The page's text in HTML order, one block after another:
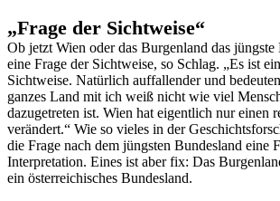
„Frage der Sichtweise“
Ob jetzt Wien oder das Burgenland das jüngste
eine Frage der Sichtweise, so Schlag. „Es ist
Sichtweise. Natürlich auffallender und
ganzes Land mit ich weiß nicht wie viel
dazugetreten ist. Wien hat eigentlich nur einen
verändert.“ Wie so vieles in der
die Frage nach dem jüngsten Bundesland eine
Interpretation. Eines ist aber fix: Das
ein österreichisches Bundesland.